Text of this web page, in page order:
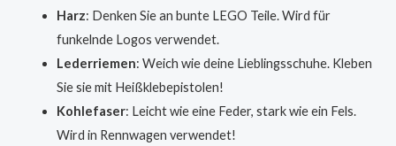
Harz: Denken Sie an bunte LEGO Teile. Wird für
funkelnde Logos verwendet.
Lederriemen: Weich wie deine Lieblingsschuhe. Kleben
Sie sie mit Heißklebepistolen!
Kohlefaser: Leicht wie eine Feder, stark wie ein Fels.
Wird in Rennwagen verwendet!